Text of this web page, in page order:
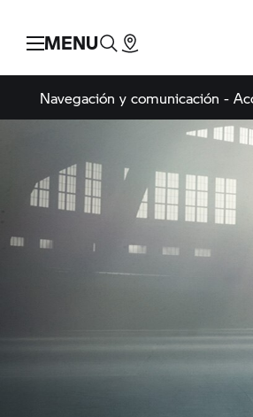
MENU
Navegación y comunicación -